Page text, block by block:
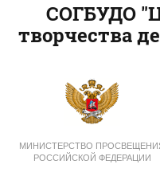
МИНИСТЕРСТВО
РОССИЙСКОЙ ФЕДЕРАЦИИ
СОГБУДО
творчества